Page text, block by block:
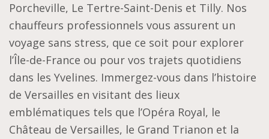
Porcheville, Le Tertre-Saint-Denis et Tilly. Nos
chauffeurs professionnels vous assurent un
voyage sans stress, que ce soit pour explorer
l’Île-de-France ou pour vos trajets quotidiens
dans les Yvelines. Immergez-vous dans l’histoire
de Versailles en visitant des lieux
emblématiques tels que l’Opéra Royal, le
Château de Versailles, le Grand Trianon et la